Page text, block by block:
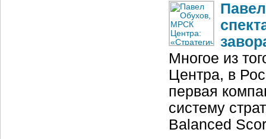
Многое из
Центра, в
первая
систему
Balanced